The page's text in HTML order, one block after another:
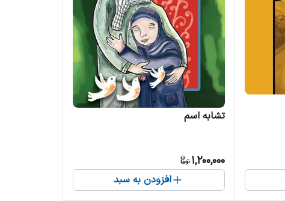
تشابه اسم
1,200,000
افزودن به سبد